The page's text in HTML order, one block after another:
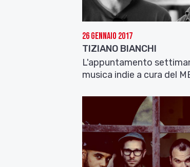
26 Gennaio 2017
TIZIANO BIANCHI
L'appuntamento
musica indie a cura del